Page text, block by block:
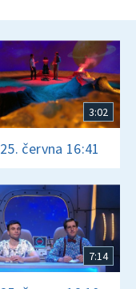
3:02
25. června 16:41
7:14